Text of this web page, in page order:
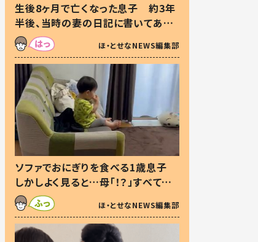
生後8ヶ月で亡くなった息子 約3年
半後、当時の妻の日記に書いてあっ
た本音とは
ほ・とせなNEWS編集部
ソファでおにぎりを食べる1歳息子
しかしよく見ると…母「！？」すべてを
察した母の投稿に「可愛いから許
す！」「現行犯〜」
ほ・とせなNEWS編集部